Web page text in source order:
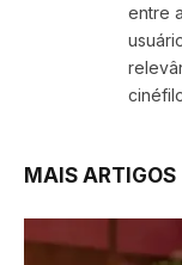
entre
MAIS ARTIGOS